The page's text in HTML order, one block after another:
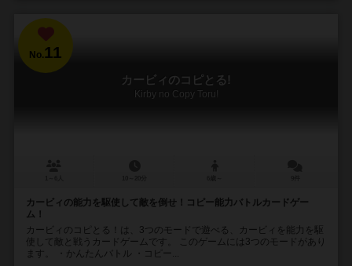
No.11
カービィのコピとる!
Kirby no Copy Toru!
カービィの能力を駆使して敵を倒せ！コピー能力バトルカードゲー
ム！
カービィのコピとる！は、3つのモードで遊べる、カービィを能力を駆
使して敵と戦うカードゲームです。 このゲームには3つのモードがあり
ます。 ・かんたんバトル ・コピー...